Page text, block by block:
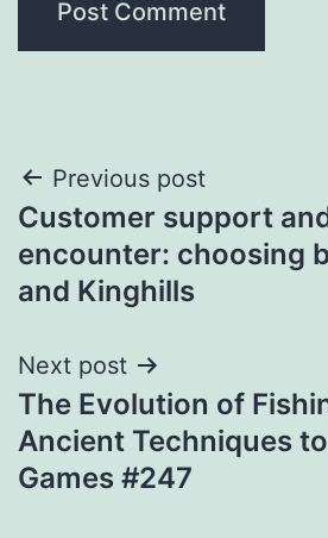
Post
navigation
Previous post
Customer support
encounter: choosing
and Kinghills
Next post
The Evolution of
Ancient Techniques
Games #247